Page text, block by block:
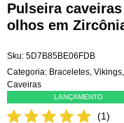
Pulseira
olhos em
Sku: 5D7B85BE06FDB
Categoria: Braceletes Vikings
Caveiras
LANÇAMENTO
(1)